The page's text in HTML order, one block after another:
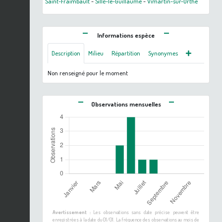
Informations espèce
Description Milieu Répartition Synonymes
Non renseigné pour le moment
Observations mensuelles
Avertissement :Les observations sans date précise peuvent être
enregistrées à la date du 01/01. La fréquence des observations au mois de